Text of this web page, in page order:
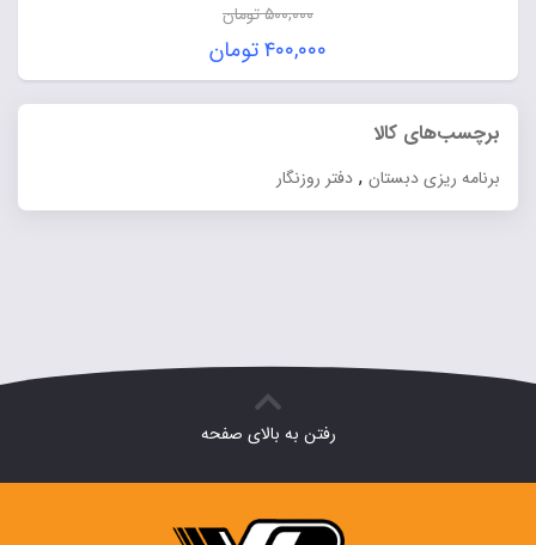
۵۰۰,۰۰۰تومان
قیمت
اصلی:
۵۰۰,۰۰۰ تومان
۴۰۰,۰۰۰تومان
قیمت
فعلی:
برچسب‌های کالا
برنامه ریزی دبستان , دفتر روزنگار
رفتن به بالای صفحه